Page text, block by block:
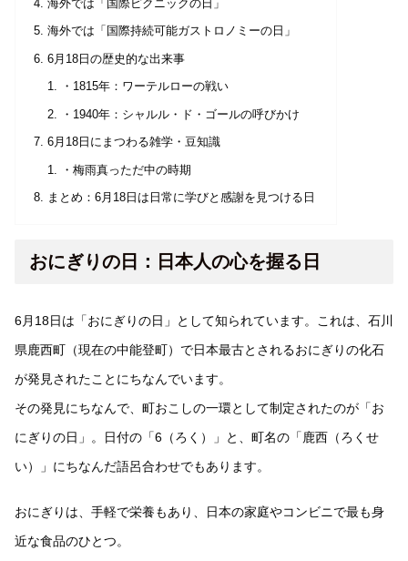
海外では「国際ピクニックの日」
海外では「国際持続可能ガストロノミーの日」
6月18日の歴史的な出来事
・1815年：ワーテルローの戦い
・1940年：シャルル・ド・ゴールの呼びかけ
6月18日にまつわる雑学・豆知識
・梅雨真っただ中の時期
まとめ：6月18日は日常に学びと感謝を見つける日
おにぎりの日：日本人の心を握る日
6月18日は「おにぎりの日」として知られています。これは、石川
県鹿西町（現在の中能登町）で日本最古とされるおにぎりの化石
が発見されたことにちなんでいます。
その発見にちなんで、町おこしの一環として制定されたのが「お
にぎりの日」。日付の「6（ろく）」と、町名の「鹿西（ろくせ
い）」にちなんだ語呂合わせでもあります。
おにぎりは、手軽で栄養もあり、日本の家庭やコンビニで最も身
近な食品のひとつ。